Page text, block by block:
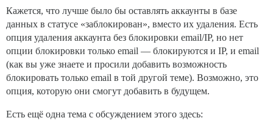
Кажется, что лучше было бы оставлять аккаунты в базе
данных в статусе «заблокирован», вместо их удаления. Есть
опция удаления аккаунта без блокировки email/IP, но нет
опции блокировки только email — блокируются и IP, и email
(как вы уже знаете и просили добавить возможность
блокировать только email в той другой теме). Возможно, это
опция, которую они смогут добавить в будущем.
Есть ещё одна тема с обсуждением этого здесь: